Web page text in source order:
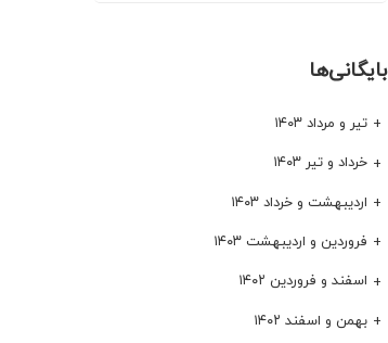
بایگانی‌ها
تیر و مرداد ۱۴۰۳
خرداد و تیر ۱۴۰۳
اردیبهشت و خرداد ۱۴۰۳
فروردین و اردیبهشت ۱۴۰۳
اسفند و فروردین ۱۴۰۲
بهمن و اسفند ۱۴۰۲